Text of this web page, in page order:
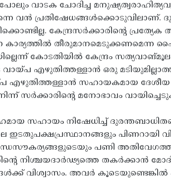
വാടക ചോദിച്ച
വൻ പ്രതിഷേധങ്ങൾക്കൊടുവിലാണ്.
കേന്ദ്രസർക്കാരിന്റെ
കാര്യത്തിൽ തീരുമാനമെടുക്കണമെന്ന
കോടതിയിൽ കേന്ദ്രം
എഴുതിത്തള്ളാൻ ഒരു
എഴുതിത്തള്ളാൻ സഹായകമായ ദേശീയ
സർക്കാരിന്റെ മനോഭാവം
സഹായം നിഷേധിച്ച്
ഇടതുപക്ഷപ്രസ്ഥാനങ്ങളും പിണറായി
പണി
നിശ്ചയദാർഢ്യത്തെ തകർക്കാൻ
വിശ്വാസം. അവർ